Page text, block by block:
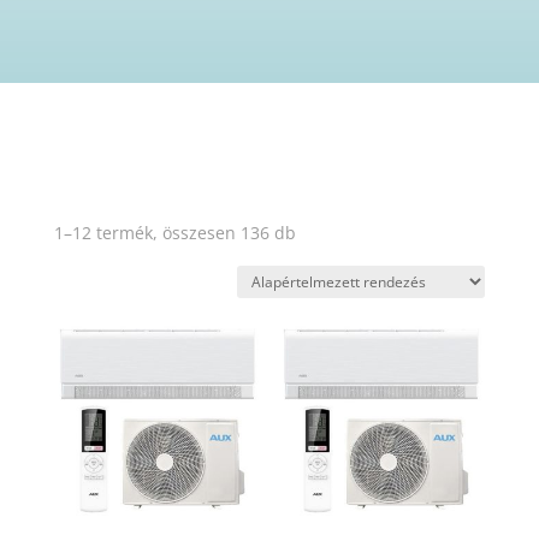
1–12 termék, összesen 136 db